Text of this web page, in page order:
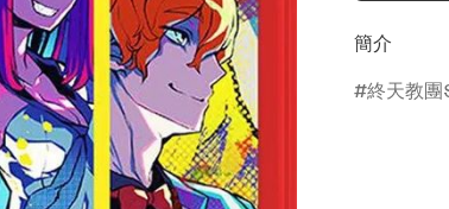
簡介
終天教